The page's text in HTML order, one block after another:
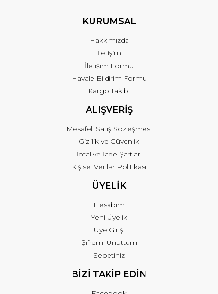
KURUMSAL
Hakkımızda
İletişim
İletişim Formu
Havale Bildirim Formu
Kargo Takibi
ALIŞVERİŞ
Mesafeli Satış Sözleşmesi
Gizlilik ve Güvenlik
İptal ve İade Şartları
Kişisel Veriler Politikası
ÜYELİK
Hesabım
Yeni Üyelik
Üye Girişi
Şifremi Unuttum
Sepetiniz
BİZİ TAKİP EDİN